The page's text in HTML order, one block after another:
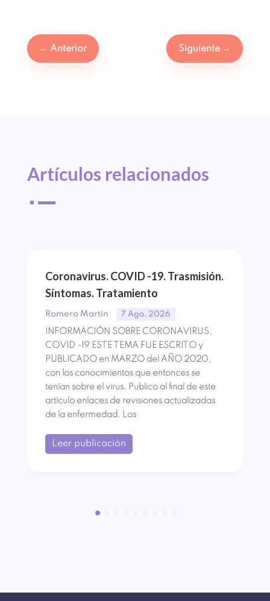
← Anterior Siguiente →
Artículos relacionados
^
Coronavirus. COVID -19. Trasmisión.
Síntomas. Tratamiento
Romero Martín 7 Ago, 2026
INFORMACIÓN SOBRE CORONAVIRUS,
COVID -19 ESTE TEMA FUE ESCRITO y
PUBLICADO en MARZO del AÑO 2020,
con los conocimientos que entonces se
tenían sobre el virus. Publico al final de este
artículo enlaces de revisiones actualizadas
de la enfermedad. Los
Leer publicación